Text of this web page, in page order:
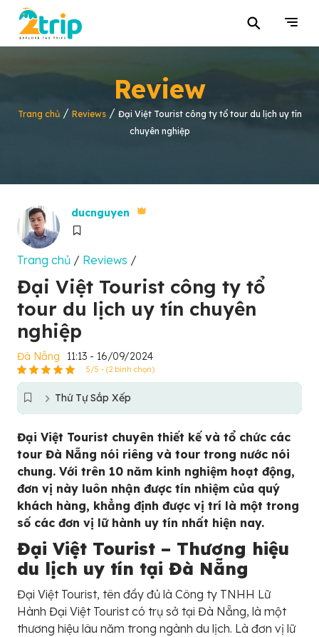
⚲
Review
Trang chủ/ Reviews/ Đại Việt Tourist công ty tổ tour du lịch uy tín
chuyên nghiệp
ducnguyen
Trang chủ / Reviews /
Đại Việt Tourist công ty tổ
tour du lịch uy tín chuyên
nghiệp
Đà Nẵng 11:13 - 16/09/2024
5/5 - (2 bình chọn)
Thứ Tự Sắp Xếp
Đại Việt Tourist chuyên thiết kế và tổ chức các
tour Đà Nẵng nói riêng và tour trong nước nói
chung. Với trên 10 năm kinh nghiệm hoạt động,
đơn vị này luôn nhận được tín nhiệm của quý
khách hàng, khẳng định được vị trí là một trong
số các đơn vị lữ hành uy tín nhất hiện nay.
Đại Việt Tourist – Thương hiệu
du lịch uy tín tại Đà Nẵng
Đại Việt Tourist, tên đầy đủ là Công ty TNHH Lữ
Hành Đại Việt Tourist có trụ sở tại Đà Nẵng, là một
thương hiệu lâu năm trong ngành du lịch. Là đơn vị lữ